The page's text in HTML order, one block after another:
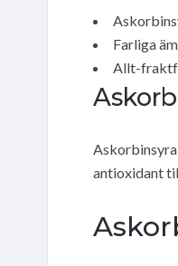
Farliga
Allt-
antioxidant